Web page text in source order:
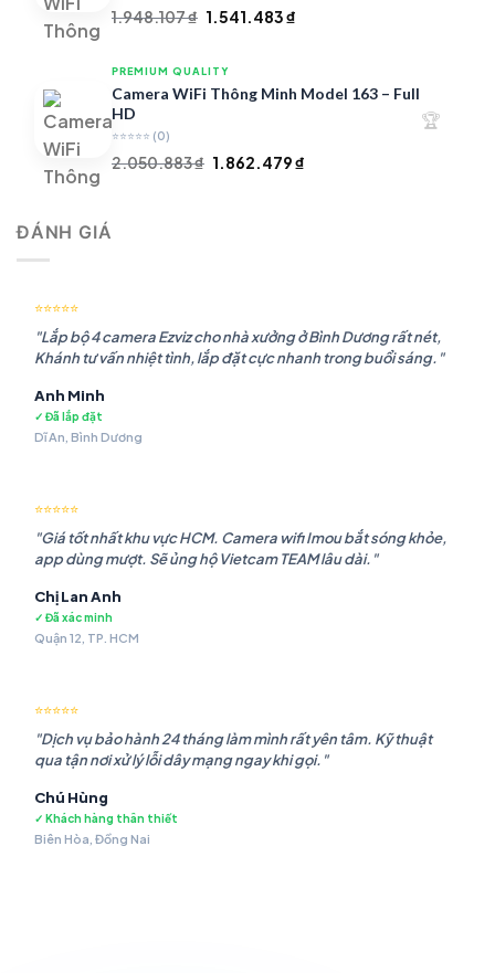
1.948.107₫ Giá
là:
1.948.107 ₫.
1.541.483₫
là:
PREMIUM QUALITY
Camera WiFi Thông Minh Model 163 – Full
HD
⭐⭐⭐⭐⭐ (0)
2.050.883₫ Giá
1.862.479₫
🏆
ĐÁNH GIÁ
⭐⭐⭐⭐⭐
"Lắp bộ 4 camera Ezviz cho nhà xưởng ở Bình Dương rất nét,
Khánh tư vấn nhiệt tình, lắp đặt cực nhanh trong buổi sáng."
Anh Minh
✓ Đã lắp đặt
Dĩ An, Bình Dương
⭐⭐⭐⭐⭐
"Giá tốt nhất khu vực HCM. Camera wifi Imou bắt sóng khỏe,
app dùng mượt. Sẽ ủng hộ Vietcam TEAM lâu dài."
Chị Lan Anh
✓ Đã xác minh
Quận 12, TP. HCM
⭐⭐⭐⭐⭐
"Dịch vụ bảo hành 24 tháng làm mình rất yên tâm. Kỹ thuật
qua tận nơi xử lý lỗi dây mạng ngay khi gọi."
Chú Hùng
✓ Khách hàng thân thiết
Biên Hòa, Đồng Nai